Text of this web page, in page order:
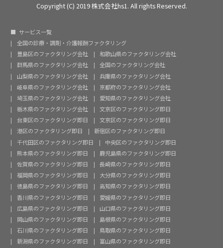
Copyright (C) 2019 株式会社hs1. All rights Reserved.
サービス一覧
全国の診療・調剤・介護報酬ファクタリング
豊島区のファクタリング会社
和歌山県のファクタリング会社
群馬県のファクタリング会社
全国のファクタリング会社
山梨県のファクタリング会社
兵庫県のファクタリング会社
岐阜県のファクタリング会社
京都府のファクタリング会社
埼玉県のファクタリング会社
愛知県のファクタリング会社
栃木県のファクタリング会社
文京区のファクタリング即日
台東区のファクタリング即日
文京区のファクタリング即日
港区のファクタリング即日
新宿区のファクタリング即日
千代田区のファクタリング即日
中央区のファクタリング即日
熊本県のファクタリング即日
鹿児島県のファクタリング即日
佐賀県のファクタリング即日
長崎県のファクタリング即日
福岡県のファクタリング即日
大分県のファクタリング即日
徳島県のファクタリング即日
高知県のファクタリング即日
香川県のファクタリング即日
愛媛県のファクタリング即日
広島県のファクタリング即日
山口県のファクタリング即日
岡山県のファクタリング即日
島根県のファクタリング即日
石川県のファクタリング即日
鳥取県のファクタリング即日
新潟県のファクタリング即日
富山県のファクタリング即日